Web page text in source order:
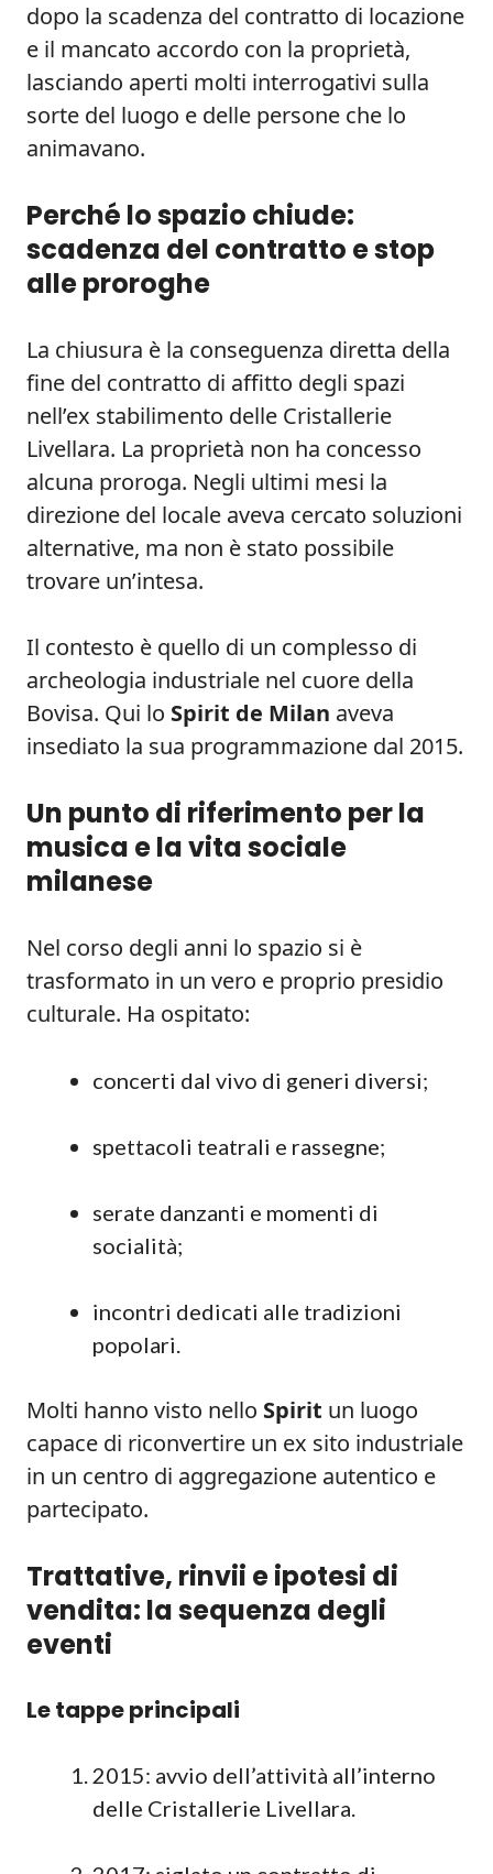
dopo la scadenza del contratto di locazione
e il mancato accordo con la proprietà,
lasciando aperti molti interrogativi sulla
sorte del luogo e delle persone che lo
animavano.
Perché lo spazio chiude:
scadenza del contratto e stop
alle proroghe
La chiusura è la conseguenza diretta della
fine del contratto di affitto degli spazi
nell’ex stabilimento delle Cristallerie
Livellara. La proprietà non ha concesso
alcuna proroga. Negli ultimi mesi la
direzione del locale aveva cercato soluzioni
alternative, ma non è stato possibile
trovare un’intesa.
Il contesto è quello di un complesso di
archeologia industriale nel cuore della
Bovisa. Qui lo Spirit de Milan aveva
insediato la sua programmazione dal 2015.
Un punto di riferimento per la
musica e la vita sociale
milanese
Nel corso degli anni lo spazio si è
trasformato in un vero e proprio presidio
culturale. Ha ospitato:
concerti dal vivo di generi diversi;
spettacoli teatrali e rassegne;
serate danzanti e momenti di
socialità;
incontri dedicati alle tradizioni
popolari.
Molti hanno visto nello Spirit un luogo
capace di riconvertire un ex sito industriale
in un centro di aggregazione autentico e
partecipato.
Trattative, rinvii e ipotesi di
vendita: la sequenza degli
eventi
Le tappe principali
2015: avvio dell’attività all’interno
delle Cristallerie Livellara.